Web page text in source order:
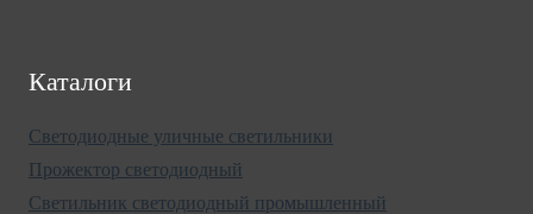
Каталоги
Светодиодные уличные светильники
Прожектор светодиодный
Светильник светодиодный промышленный